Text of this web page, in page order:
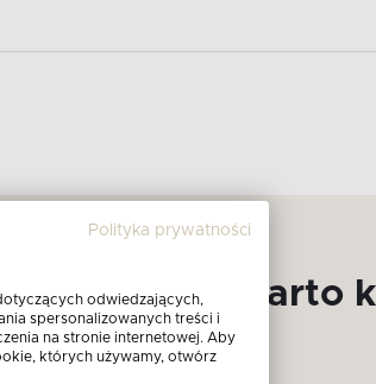
Warto
Polityka prywatności
odwiedzających,
spersonalizowanych treści i
na stronie internetowej. Aby
których używamy, otwórz